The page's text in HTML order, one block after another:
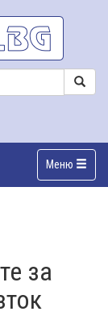
Меню
за